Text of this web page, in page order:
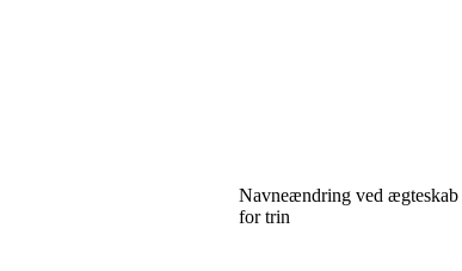
Navneændring ved ægteskab
for trin